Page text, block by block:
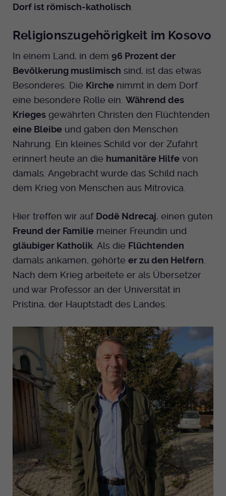
Dorf ist römisch-katholisch.
Religionszugehörigkeit im Kosovo
In einem Land, in dem 96 Prozent der
Bevölkerung muslimisch sind, ist das etwas
Besonderes. Die Kirche nimmt in dem Dorf
eine besondere Rolle ein. Während des
Krieges gewährten Christen den Flüchtenden
eine Bleibe und gaben den Menschen
Nahrung. Ein kleines Schild vor der Zufahrt
erinnert heute an die humanitäre Hilfe von
damals. Angebracht wurde das Schild nach
dem Krieg von Menschen aus Mitrovica.
Hier treffen wir auf Dodë Ndrecaj, einen guten
Freund der Familie meiner Freundin und
gläubiger Katholik . Als die Flüchtenden
damals ankamen, gehörte er zu den Helfern
Nach dem Krieg arbeitete er als Übersetzer
und war Professor an der Universität in
Pristina, der Hauptstadt des Landes.